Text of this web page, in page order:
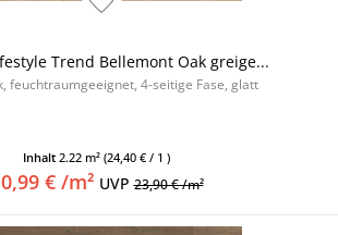
Trend Bellemont Oak greige...
feuchtraumgeeignet, 4-seitige Fase, glatt
Inhalt 2.22 m² (24,40 € / 1 )
€ /m² UVP23,90 € /m²